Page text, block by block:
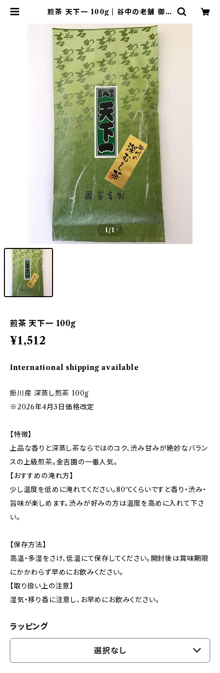
煎茶 天下一 100g | 谷中の老舗 御銘
1/1
煎茶 天下一 100g
¥1,512
International shipping available
掛川産 深蒸し煎茶 100g
※2026年4月3日価格改定
【特徴】
上品な香りと深蒸し茶ならではのコク、渋み甘みが絶妙なバラン
スの上級煎茶。金吉園の一番人気。
【おすすめの淹れ方】
少し温度を低めに淹れてください。80℃くらいですと香り・渋み・
旨味が楽しめます。渋みが好みの方は温度を高めに入れて下さ
い。
【保存方法】
高温・多湿をさけ、低温にて保存してください。開封後は賞味期限
にかかわらず早めにお飲みください。
【取り扱い上の注意】
湿気・移り香に注意し、お早めにお飲みください。
ラッピング
選択なし